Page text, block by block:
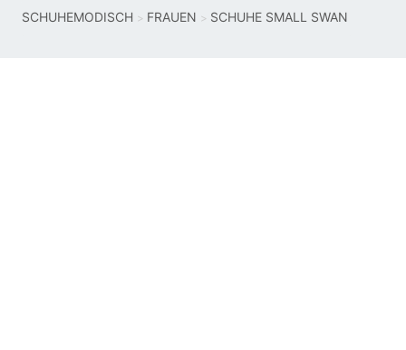
SCHUHEMODISCH FRAUEN SCHUHE SMALL SWAN